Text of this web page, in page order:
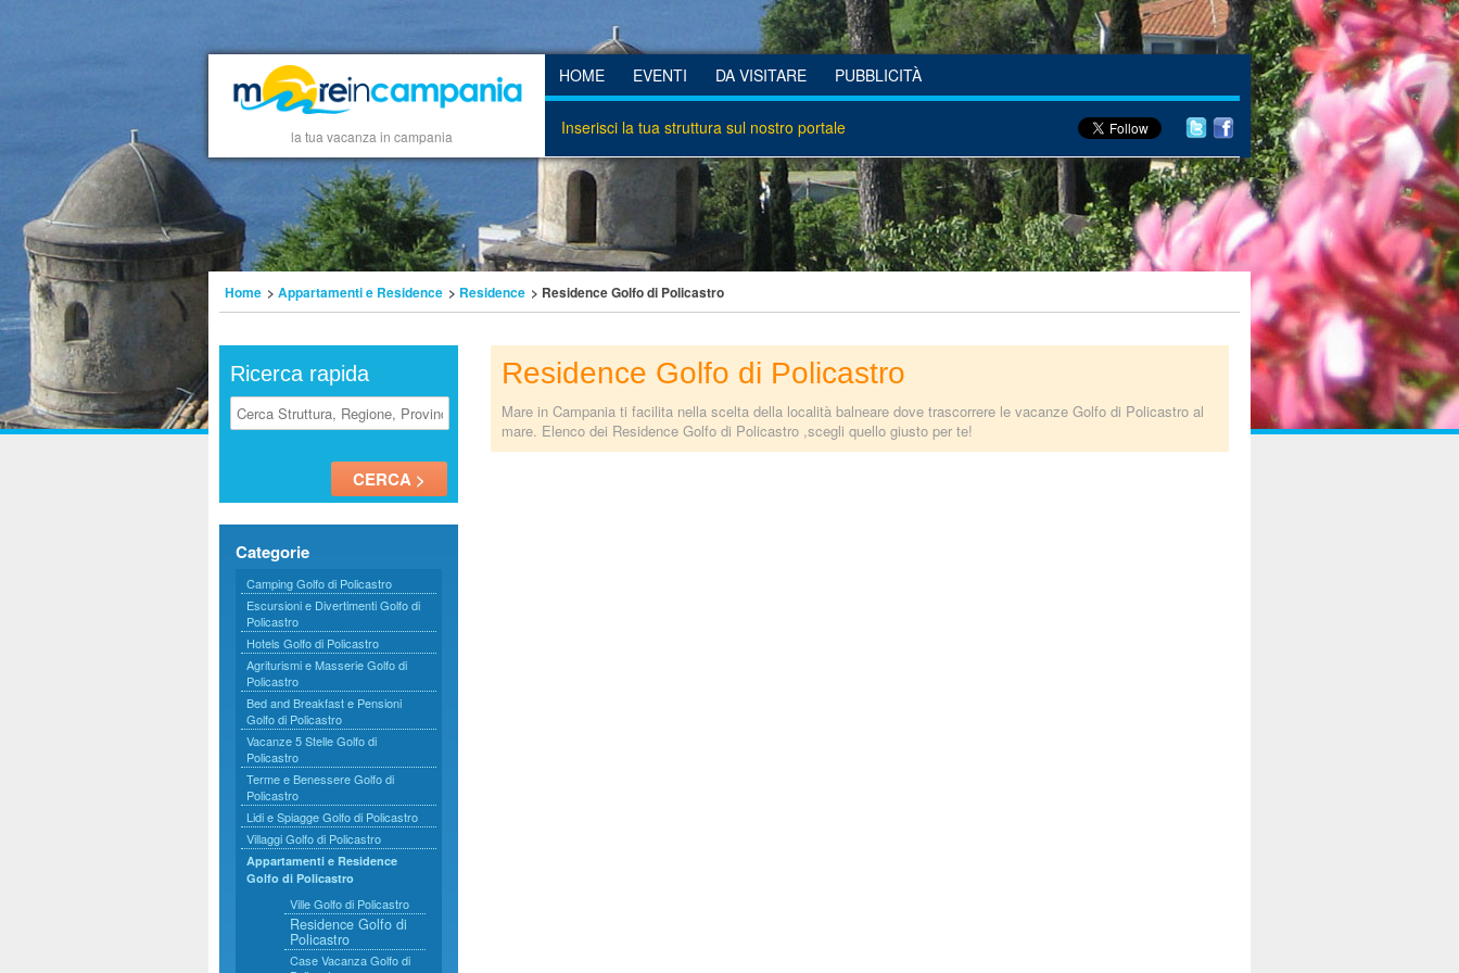
la tua vacanza in campania
HOME EVENTI DA VISITARE PUBBLICITÀ
Inserisci la tua struttura sul nostro portale
Home > Appartamenti e Residence > Residence > Residence Golfo di Policastro
Ricerca rapida
Categorie
Camping Golfo di Policastro
Escursioni e Divertimenti Golfo di
Policastro
Hotels Golfo di Policastro
Agriturismi e Masserie Golfo di
Policastro
Bed and Breakfast e Pensioni
Golfo di Policastro
Vacanze 5 Stelle Golfo di
Policastro
Terme e Benessere Golfo di
Policastro
Lidi e Spiagge Golfo di Policastro
Villaggi Golfo di Policastro
Appartamenti e Residence
Golfo di Policastro
Ville Golfo di Policastro
Residence Golfo di
Policastro
Case Vacanza Golfo di
Residence Golfo di Policastro
Mare in Campania ti facilita nella scelta della località balneare dove trascorrere le vacanze Golfo di Policastro al
mare. Elenco dei Residence Golfo di Policastro ,scegli quello giusto per te!